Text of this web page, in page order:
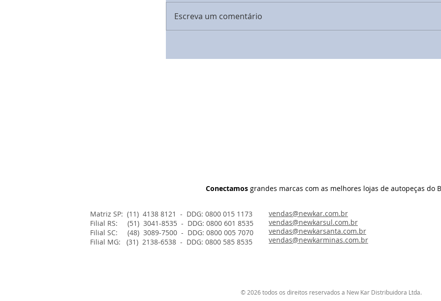
Escreva um comentário
Conectamos grandes marcas com as melhores lojas de autopeças do
Matriz SP: (11) 4138 8121 - DDG: 0800 015 1173
Filial RS: (51) 3041-8535 - DDG: 0800 601 8535
Filial SC: (48) 3089-7500 - DDG: 0800 005 7070
Filial MG: (31) 2138-6538 - DDG: 0800 585 8535
vendas@newkar.com.br
vendas@newkarsul.com.br
vendas@newkarsanta.com.br
vendas@newkarminas.com.br
© 2026 todos os direitos reservados a New Kar Distribuidora Ltda.